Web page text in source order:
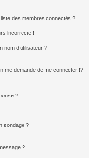
des membres connectés ?
incorrecte !
nom d’utilisateur ?
me demande de me connecter !?
?
sondage ?
?